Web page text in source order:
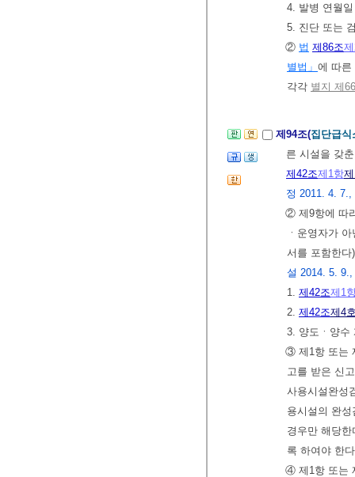
4. 발병 연월일
5. 진단 또는
② 법 제86조
별법」 에 따른
각각 별지 제
제94조(집단급식
른 시설을 갖
제42조제1항
정 2011. 4.
② 제9항에 따
ㆍ운영자가
서를 포함한
설 2014. 5.
1. 제42조제1
2. 제42조제4
3. 양도ㆍ양수
③ 제1항 또는
고를 받은 신
사용시설완성
용시설의 완
경우만 해당
록 하여야 한
④ 제1항 또는